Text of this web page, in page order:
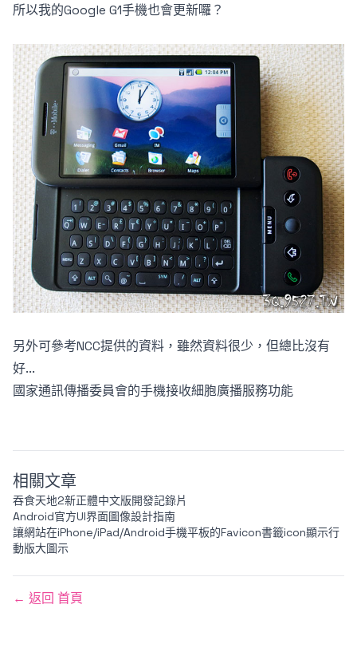
所以我的Google G1手機也會更新囉？
另外可參考NCC提供的資料，雖然資料很少，但總比沒有
好...
國家通訊傳播委員會的手機接收細胞廣播服務功能
相關文章
吞食天地2新正體中文版開發記錄片
Android官方UI界面圖像設計指南
讓網站在iPhone/iPad/Android手機平板的Favicon書籤icon顯示行
動版大圖示
← 返回 首頁